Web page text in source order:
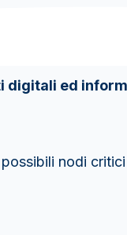
digitali ed
nodi